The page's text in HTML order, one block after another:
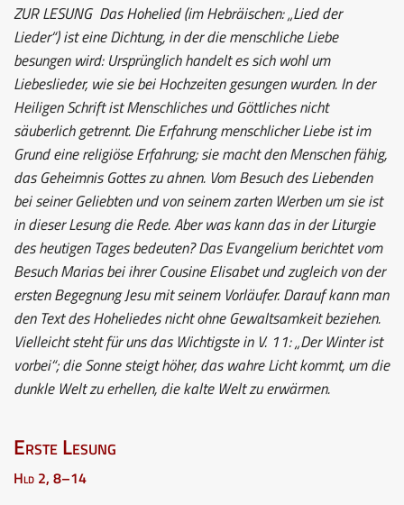
ZUR LESUNGDas Hohelied (im Hebräischen: „Lied der
Lieder“) ist eine Dichtung, in der die menschliche Liebe
besungen wird: Ursprünglich handelt es sich wohl um
Liebeslieder, wie sie bei Hochzeiten gesungen wurden. In der
Heiligen Schrift ist Menschliches und Göttliches nicht
säuberlich getrennt. Die Erfahrung menschlicher Liebe ist im
Grund eine religiöse Erfahrung; sie macht den Menschen fähig,
das Geheimnis Gottes zu ahnen. Vom Besuch des Liebenden
bei seiner Geliebten und von seinem zarten Werben um sie ist
in dieser Lesung die Rede. Aber was kann das in der Liturgie
des heutigen Tages bedeuten? Das Evangelium berichtet vom
Besuch Marias bei ihrer Cousine Elisabet und zugleich von der
ersten Begegnung Jesu mit seinem Vorläufer. Darauf kann man
den Text des Hoheliedes nicht ohne Gewaltsamkeit beziehen.
Vielleicht steht für uns das Wichtigste in V. 11: „Der Winter ist
vorbei“; die Sonne steigt höher, das wahre Licht kommt, um die
dunkle Welt zu erhellen, die kalte Welt zu erwärmen.
Erste Lesung
Hld 2, 8–14